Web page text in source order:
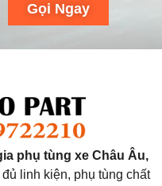
Gọi Ngay
phụ tùng xe Châu Âu,
linh kiện, phụ tùng chất